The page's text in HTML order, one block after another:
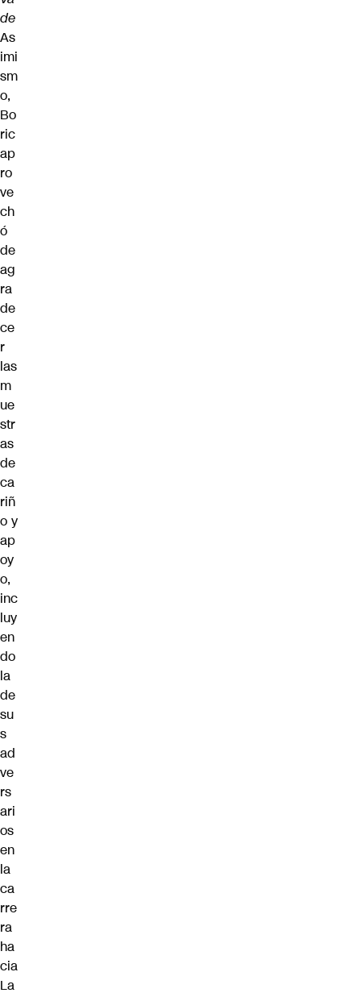
de
As
imi
sm
o,
Bo
ric
ap
ro
ve
ch
ó
de
ag
ra
de
ce
r
las
m
ue
str
as
de
ca
riñ
o y
ap
oy
o,
inc
luy
en
do
la
de
su
s
ad
ve
rs
ari
os
en
la
ca
rre
ra
ha
cia
La